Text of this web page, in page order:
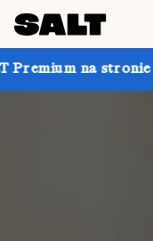
internetowej! 🔥